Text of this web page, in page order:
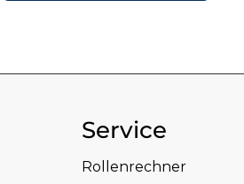
Service
Rollenrechner